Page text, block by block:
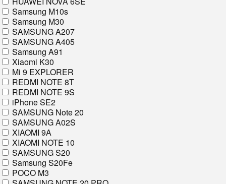
Samsung M10s
Samsung M30
SAMSUNG A207
SAMSUNG A405
Samsung A91
Xiaomi K30
Mi 9 EXPLORER
REDMI NOTE 8T
REDMI NOTE 9S
iPhone SE2
SAMSUNG Note 20
SAMSUNG A02S
XIAOMI 9A
XIAOMI NOTE 10
SAMSUNG S20
Samsung S20Fe
POCO M3